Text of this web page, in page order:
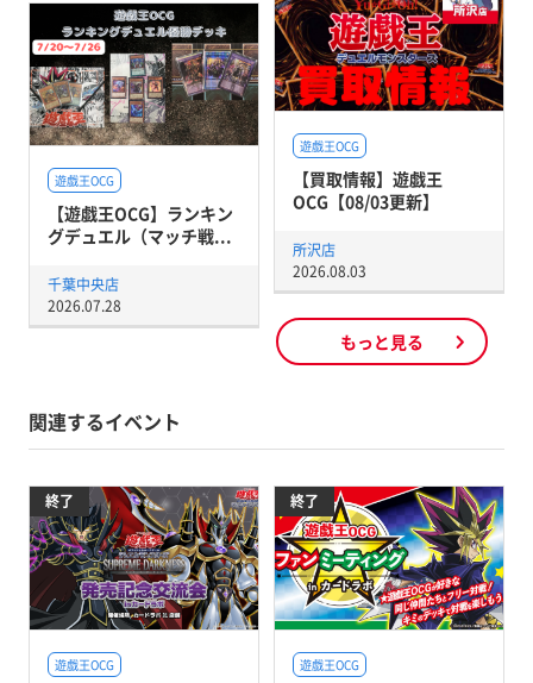
遊戯王OCG
【買取情報】遊戯王
OCG【08/03更新】
所沢店
2026.08.03
遊戯王OCG
【遊戯王OCG】ランキン
グデュエル（マッチ戦...
千葉中央店
2026.07.28
もっと見る
関連するイベント
終了
遊戯王OCG
終了
遊戯王OCG